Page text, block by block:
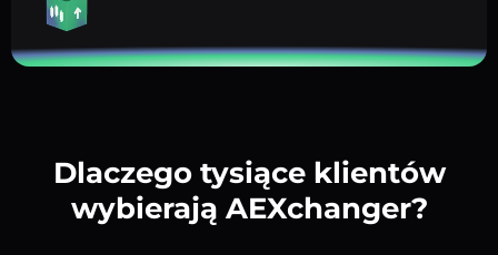
Dlaczego tysiące klientów
wybierają AEXchanger?